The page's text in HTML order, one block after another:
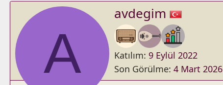
A
avdegim
Katılım 9 Eylül 2022
Son Görülme 4 Mart 2026